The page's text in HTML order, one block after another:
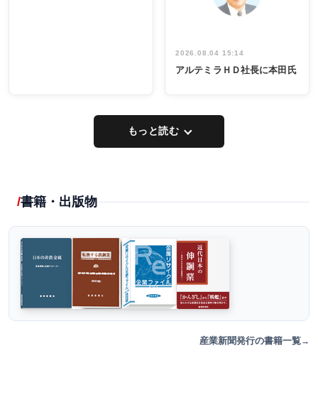
2026.08.04 15:14
アルテミラＨＤ社長に本田氏
もっと読む
書籍・出版物
産業新聞発行の書籍一覧